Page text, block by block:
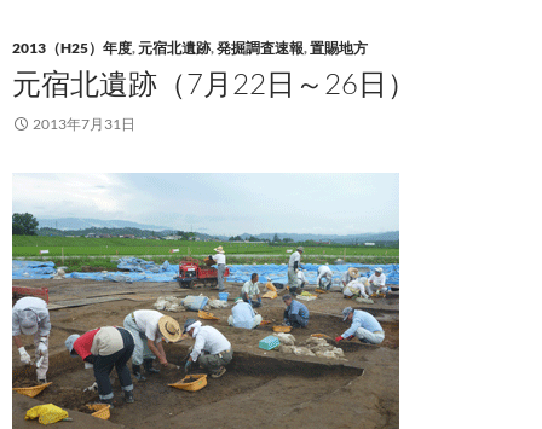
2013（H25）年度,元宿北遺跡,発掘調査速報,置賜地方
元宿北遺跡（7月22日～26日）
2013年7月31日